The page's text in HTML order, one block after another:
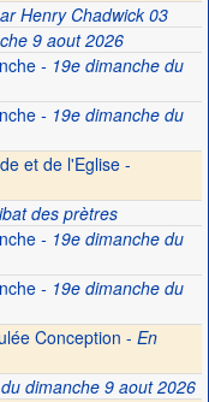
Henry Chadwick 03
9 aout 2026
- 19e dimanche du
- 19e dimanche du
et de l'Eglise -
des prètres
- 19e dimanche du
- 19e dimanche du
Conception - En
dimanche 9 aout 2026